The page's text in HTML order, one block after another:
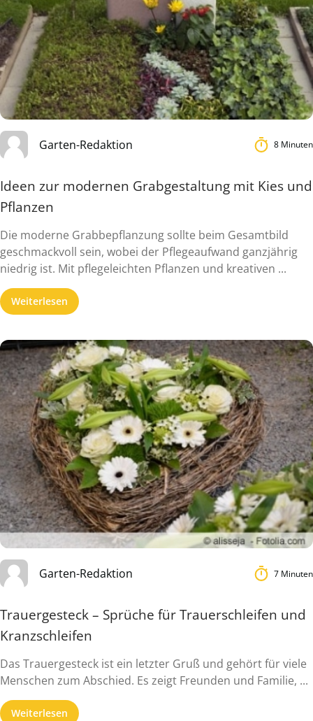
Garten-Redaktion 8 Minuten
Ideen zur modernen Grabgestaltung mit Kies und
Pflanzen
Die moderne Grabbepflanzung sollte beim Gesamtbild
geschmackvoll sein, wobei der Pflegeaufwand ganzjährig
niedrig ist. Mit pflegeleichten Pflanzen und kreativen ...
Weiterlesen
Garten-Redaktion 7 Minuten
Trauergesteck – Sprüche für Trauerschleifen und
Kranzschleifen
Das Trauergesteck ist ein letzter Gruß und gehört für viele
Menschen zum Abschied. Es zeigt Freunden und Familie, ...
Weiterlesen